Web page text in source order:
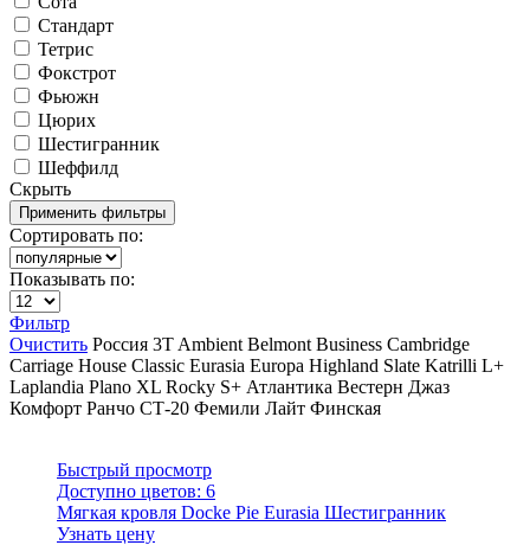
Стандарт
Тетрис
Фокстрот
Фьюжн
Цюрих
Шестигранник
Шеффилд
Скрыть
Сортировать по:
Показывать по:
Фильтр
Очистить Россия 3T Ambient Belmont Business Cambridge
Carriage House Classic Eurasia Europa Highland Slate Katrilli L+
Laplandia Plano XL Rocky S+ Атлантика Вестерн Джаз
Комфорт Ранчо СТ-20 Фемили Лайт Финская
Быстрый просмотр
Доступно цветов: 6
Мягкая кровля Docke Pie Eurasia Шестигранник
Узнать цену